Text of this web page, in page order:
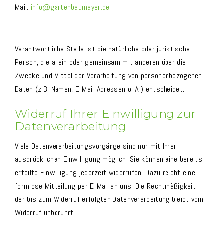
Mail: info@gartenbaumayer.de
Verantwortliche Stelle ist die natürliche oder juristische
Person, die allein oder gemeinsam mit anderen über die
Zwecke und Mittel der Verarbeitung von personenbezogenen
Daten (z.B. Namen, E-Mail-Adressen o. Ä.) entscheidet.
Widerruf Ihrer Einwilligung zur
Datenverarbeitung
Viele Datenverarbeitungsvorgänge sind nur mit Ihrer
ausdrücklichen Einwilligung möglich. Sie können eine bereits
erteilte Einwilligung jederzeit widerrufen. Dazu reicht eine
formlose Mitteilung per E-Mail an uns. Die Rechtmäßigkeit
der bis zum Widerruf erfolgten Datenverarbeitung bleibt vom
Widerruf unberührt.